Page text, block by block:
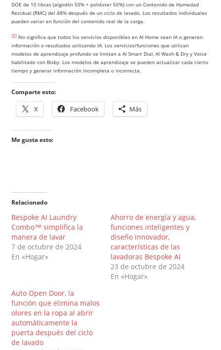
DOE de 10 libras (algodón 50% + poliéster 50%) con un Contenido de Humedad
Residual (RMC) del 48% después de un ciclo de lavado. Los resultados individuales
pueden variar en función del contenido real de la carga.
[9]No significa que todos los servicios disponibles en AI Home sean IA o generen
información o resultados utilizando IA. Los servicios/funciones que utilizan
modelos de aprendizaje profundo se limitan a AI Smart Dial, AI Wash & Dry y Voice
habilitado con Bixby. Los modelos de aprendizaje se pueden actualizar cada cierto
tiempo y generar información incompleta o incorrecta.
Comparte esto:
X Facebook Más
Me gusta esto:
Relacionado
Bespoke AI Laundry
Combo™ simplifica la
manera de lavar
7 de octubre de 2024
En «Hogar»
Ahorro de energía y agua,
funciones inteligentes y
diseño innovador,
características de las
lavadoras Bespoke AI
23 de octubre de 2024
En «Hogar»
Auto Open Door, la
función que elimina malos
olores en la ropa al abrir
automáticamente la
puerta después del ciclo
de lavado